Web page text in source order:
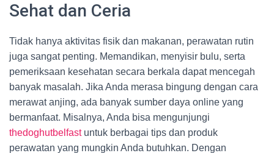
Sehat dan Ceria
Tidak hanya aktivitas fisik dan makanan, perawatan rutin
juga sangat penting. Memandikan, menyisir bulu, serta
pemeriksaan kesehatan secara berkala dapat mencegah
banyak masalah. Jika Anda merasa bingung dengan cara
merawat anjing, ada banyak sumber daya online yang
bermanfaat. Misalnya, Anda bisa mengunjungi
thedoghutbelfastuntuk berbagai tips dan produk
perawatan yang mungkin Anda butuhkan. Dengan